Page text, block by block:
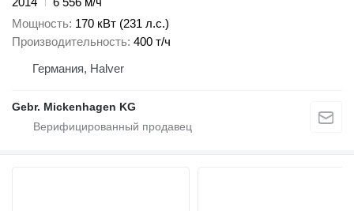
Мощность 170 кВт (231 л.с.)
Производительность 400 т/ч
Германия, Halver
Gebr. Mickenhagen KG